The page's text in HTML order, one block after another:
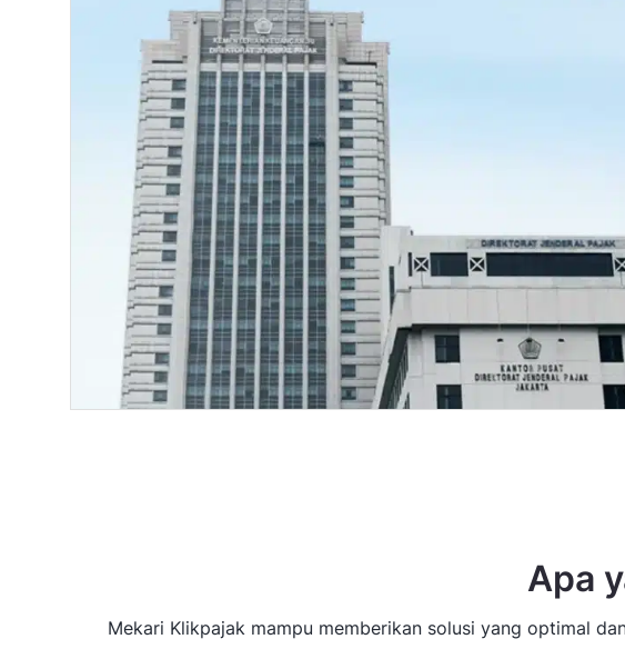
Apa
Mekari Klikpajak mampu memberikan solusi yang optimal